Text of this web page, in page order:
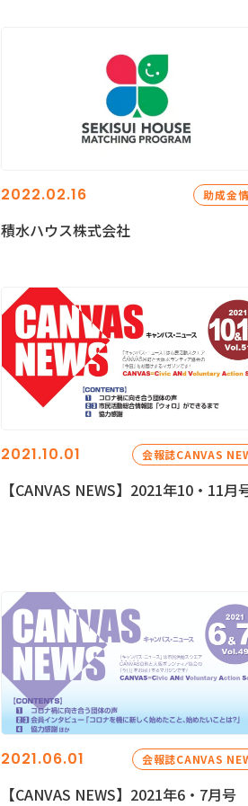
2022.02.16 助成金
積水ハウス株式会社
2021.10.01 会報誌CANVAS
【CANVAS NEWS】2021年10・11月
2021.06.01 会報誌CANVAS
【CANVAS NEWS】2021年6・7月号